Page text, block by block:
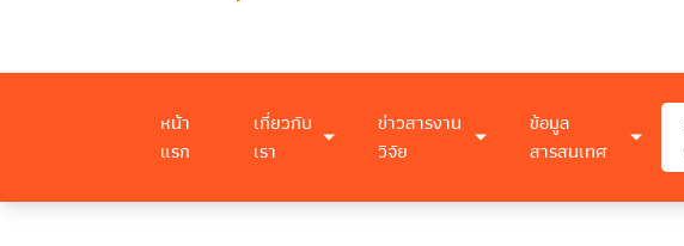
หน้า
แรก
เกี่ยวกับ
เรา
ข่าวสารงาน
วิจัย
ข้อมูล
สารสนเทศ